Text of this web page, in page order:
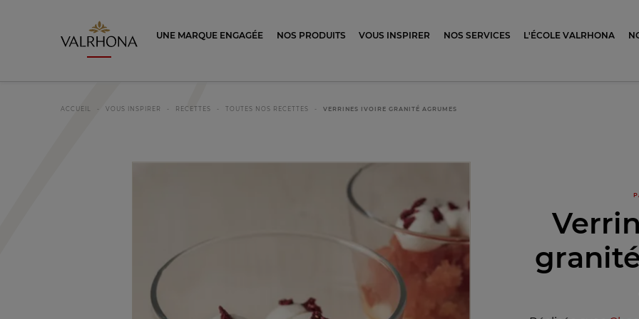
Valrhona - Imaginons le meilleur du chocolat
UNE MARQUE ENGAGÉE NOS PRODUITS VOUS INSPIRER NOS SERVICES L'ÉCOLE VALRHONA
ACCUEIL VOUS INSPIRER RECETTES TOUTES NOS RECETTES VERRINES IVOIRE GRANITÉ AGRUMES